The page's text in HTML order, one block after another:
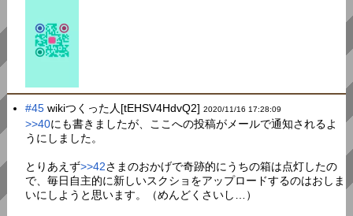
#45 wikiつくった人[tEHSV4HdvQ2]2020/11/16 17:28:09
>>40にも書きましたが、ここへの投稿がメールで通知されるよ
うにしました。
とりあえず>>42さまのおかげで奇跡的にうちの箱は点灯したの
で、毎日自主的に新しいスクショをアップロードするのはおしま
いにしようと思います。（めんどくさいし…）